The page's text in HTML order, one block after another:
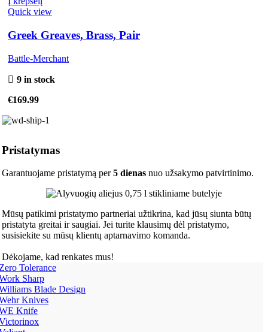
Quick view
Greek Greaves, Brass, Pair
Battle-Merchant
9 in stock
€169.99
Pristatymas
Garantuojame pristatymą per5 dienas nuo užsakymo patvirtinimo.
Mūsų patikimi pristatymo partneriai užtikrina, kad jūsų siunta būtų
pristatyta greitai ir saugiai. Jei turite klausimų dėl pristatymo,
susisiekite su mūsų klientų aptarnavimo komanda.
Dėkojame, kad renkates mus!
Tolerance
Sharp
Blade Design
Knives
Knife